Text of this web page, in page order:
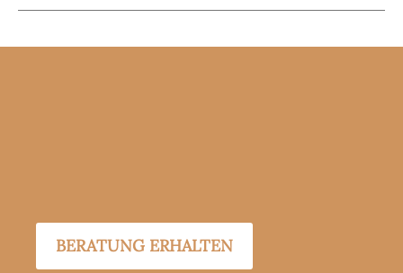
BERATUNG ERHALTEN